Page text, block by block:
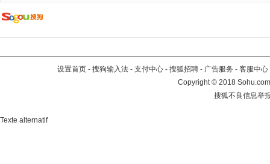
设置首页 - 搜狗输入法 - 支付中心 - 搜狐招聘 - 广告服务 - 客服中心
Copyright©2018
搜狐不良信息举
Texte alternatif